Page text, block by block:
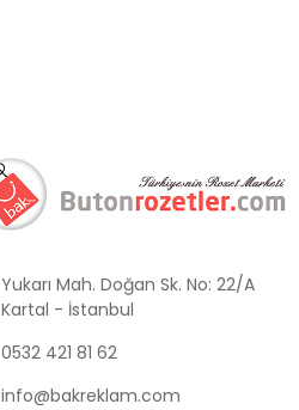
Yukarı Mah. Doğan Sk. No: 22/A
Kartal - İstanbul
0532 421 81 62
info@bakreklam.com